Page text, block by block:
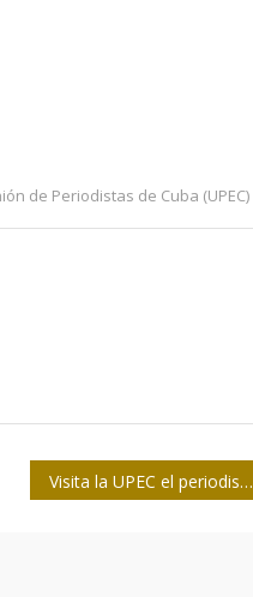
de Periodistas de Cuba (UPEC)
Visita la UPEC el periodista ugandés Kisimbo Ronex